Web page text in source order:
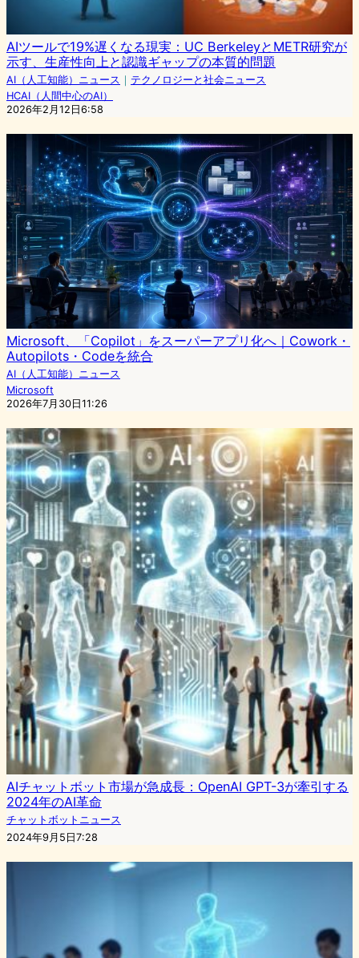
AIツールで19%遅くなる現実：UC BerkeleyとMETR研究が
示す、生産性向上と認識ギャップの本質的問題
AI（人工知能）ニュース ｜ テクノロジーと社会ニュース
HCAI（人間中心のAI）
2026年2月12日6:58
Microsoft、「Copilot」をスーパーアプリ化へ｜Cowork・
Autopilots・Codeを統合
AI（人工知能）ニュース
Microsoft
2026年7月30日11:26
AIチャットボット市場が急成長：OpenAI GPT-3が牽引する
2024年のAI革命
チャットボットニュース
2024年9月5日7:28